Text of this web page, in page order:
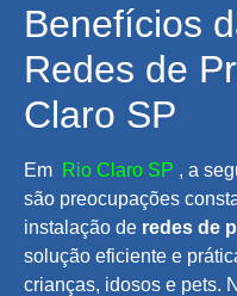
Benefícios
Redes de
Claro SP
Em Rio Claro SP , a
são preocupações
instalação de redes de
solução eficiente e
crianças, idosos e pets.